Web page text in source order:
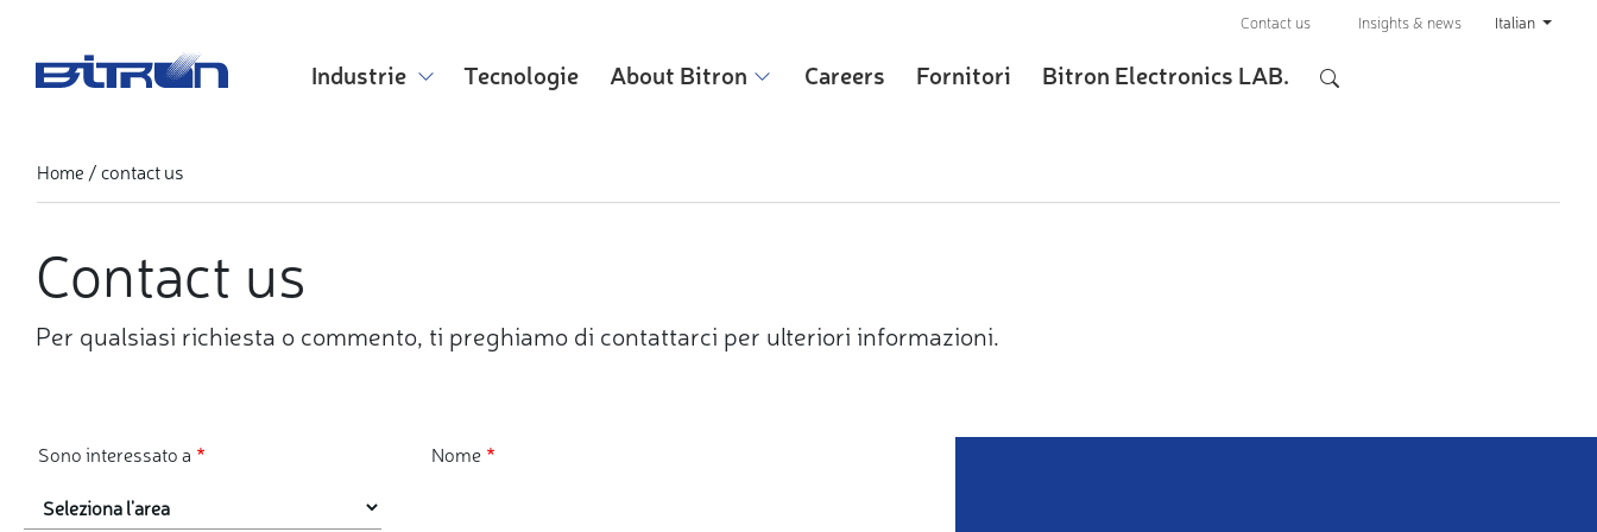
main
content
Contact us Insights & news Italian
Industrie Tecnologie About Bitron Careers Fornitori Bitron Electronics LAB.
Home contact us
Contact us
Per qualsiasi richiesta o commento, ti preghiamo di contattarci per ulteriori informazioni.
Sono interessato a Nome